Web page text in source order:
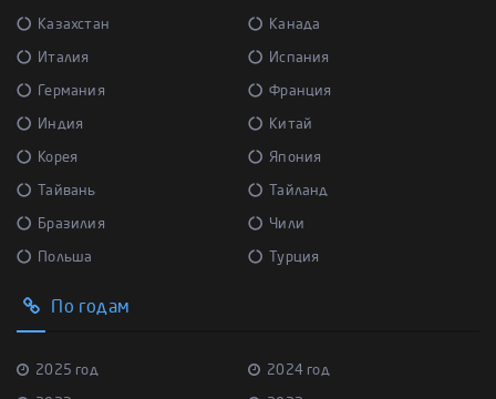
Казахстан Канада
Италия Испания
Германия Франция
Индия Китай
Корея Япония
Тайвань Тайланд
Бразилия Чили
Польша Турция
По годам
2025 год 2024 год